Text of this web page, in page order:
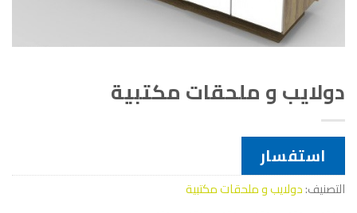
دولايب و ملحقات مكتبية
استفسار
التصنيف:دولايب و ملحقات مكتبية